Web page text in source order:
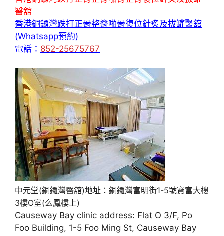
醫舘
香港銅鑼灣跌打正骨整脊啪骨復位針炙及拔罐醫舘
(Whatsapp預約)
電話： 852-25675767
中元堂(銅鑼灣醫舘)地址：銅鑼灣富明街1-5號寶富大樓
3樓O室(么鳳樓上)
Causeway Bay clinic address: Flat O 3/F, Po
Foo Building, 1-5 Foo Ming St, Causeway Bay